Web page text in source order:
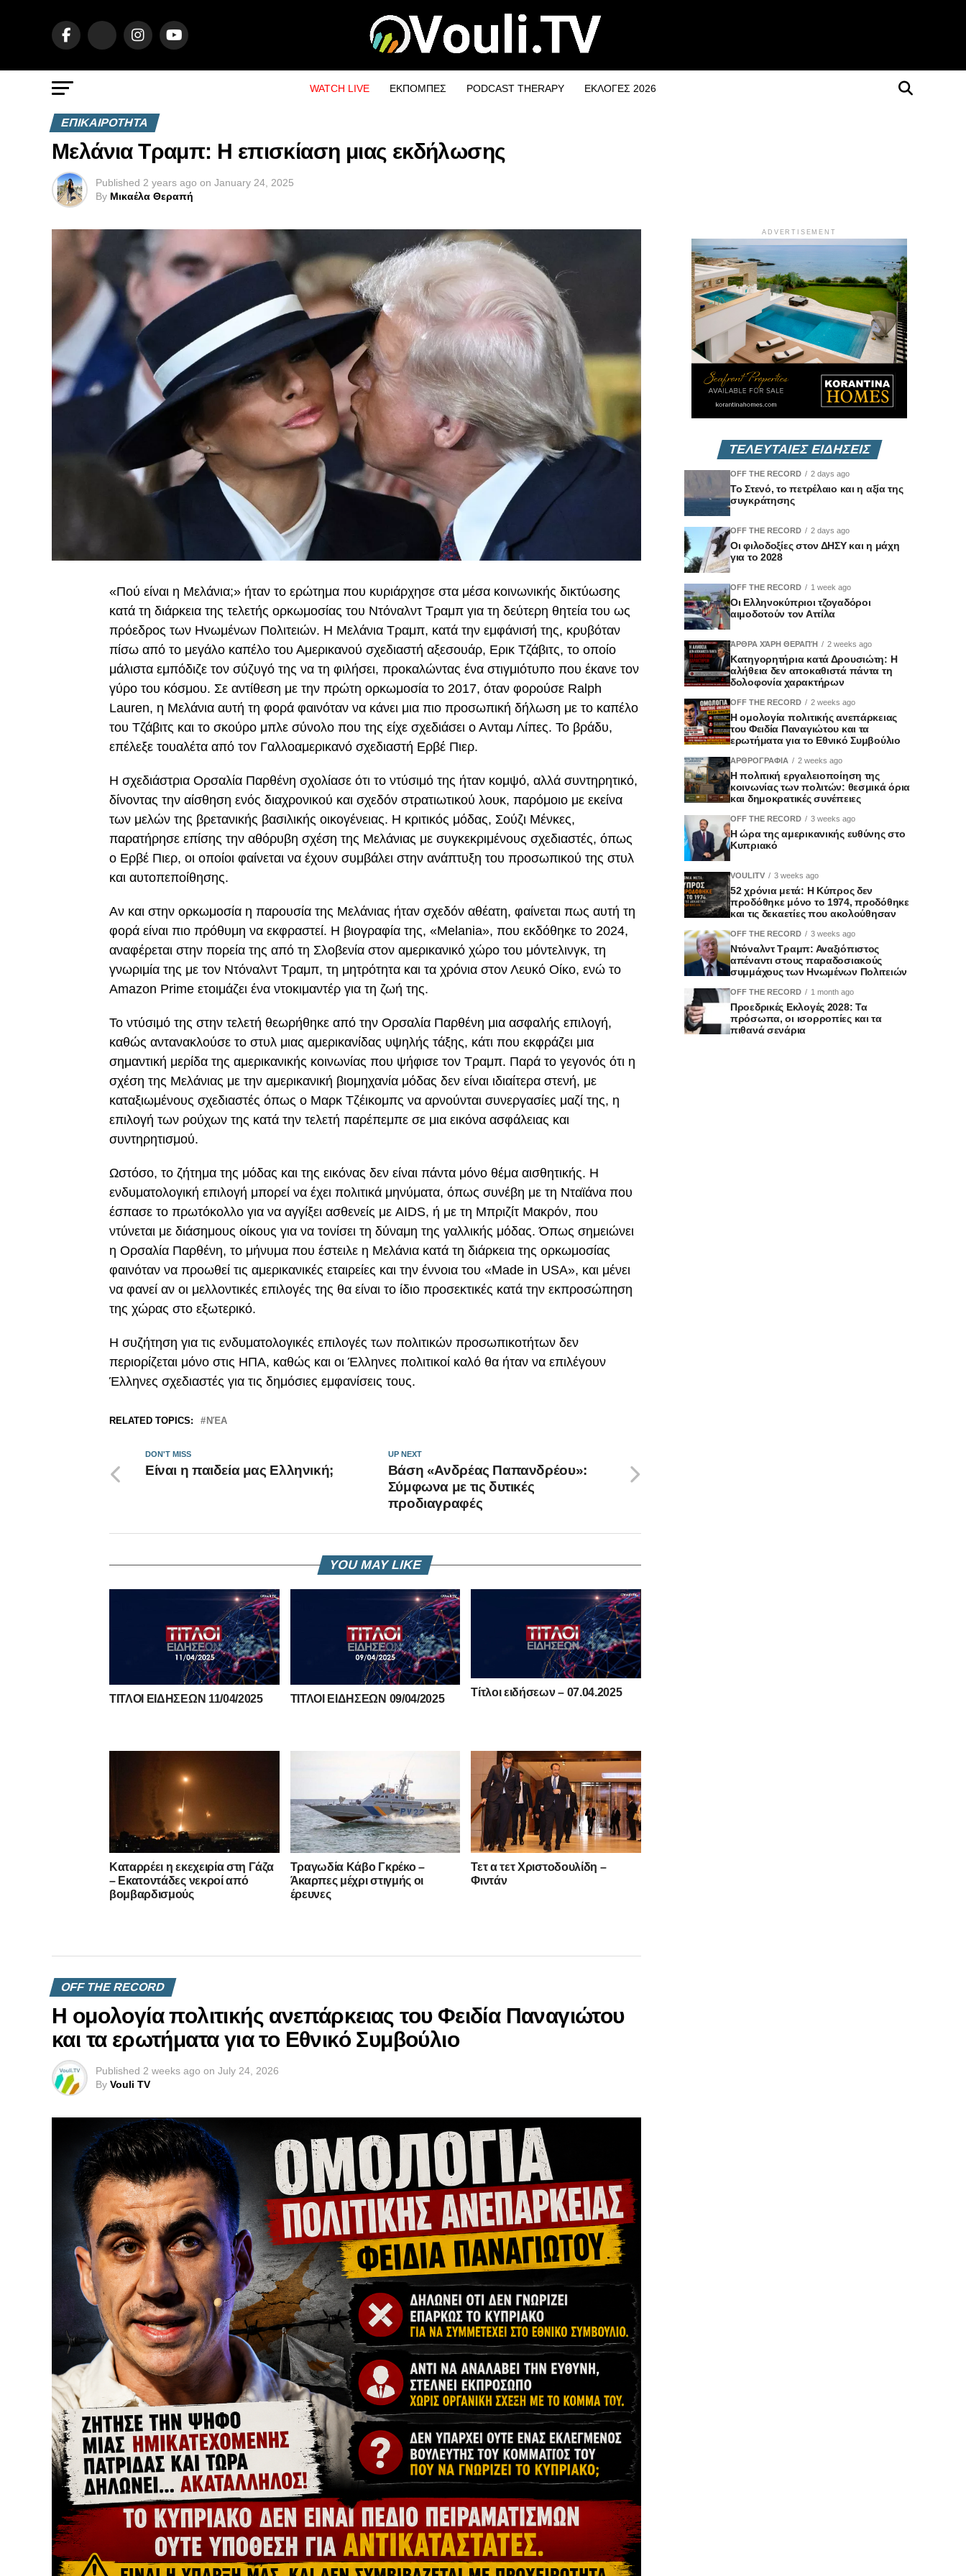
WATCH LIVE ΕΚΠΟΜΠΕΣ PODCAST THERAPY ΕΚΛΟΓΕΣ 2026
ΕΠΙΚΑΙΡΟΤΗΤΑ
Μελάνια Τραμπ: Η επισκίαση μιας εκδήλωσης
Published 2 years ago on January 24, 2025
By Μικαέλα Θεραπή
«Πού είναι η Μελάνια;» ήταν το ερώτημα που κυριάρχησε στα μέσα κοινωνικής δικτύωσης
κατά τη διάρκεια της τελετής ορκωμοσίας του Ντόναλντ Τραμπ για τη δεύτερη θητεία του ως
πρόεδρος των Ηνωμένων Πολιτειών. Η Μελάνια Τραμπ, κατά την εμφάνισή της, κρυβόταν
πίσω από το μεγάλο καπέλο του Αμερικανού σχεδιαστή αξεσουάρ, Ερικ Τζάβιτς, το οποίο
μάλιστα εμπόδιζε τον σύζυγό της να τη φιλήσει, προκαλώντας ένα στιγμιότυπο που έκανε τον
γύρο του κόσμου. Σε αντίθεση με την πρώτη ορκωμοσία το 2017, όταν φορούσε Ralph
Lauren, η Μελάνια αυτή τη φορά φαινόταν να κάνει μια πιο προσωπική δήλωση με το καπέλο
του Τζάβιτς και το σκούρο μπλε σύνολο που της είχε σχεδιάσει ο Ανταμ Λίπες. Το βράδυ,
επέλεξε τουαλέτα από τον Γαλλοαμερικανό σχεδιαστή Ερβέ Πιερ.
Η σχεδιάστρια Ορσαλία Παρθένη σχολίασε ότι το ντύσιμό της ήταν κομψό, αλλά συντηρητικό,
δίνοντας την αίσθηση ενός διαχρονικού και σχεδόν στρατιωτικού λουκ, παρόμοιο με εκείνα
των μελών της βρετανικής βασιλικής οικογένειας. Η κριτικός μόδας, Σούζι Μένκες,
παρατήρησε επίσης την αθόρυβη σχέση της Μελάνιας με συγκεκριμένους σχεδιαστές, όπως
ο Ερβέ Πιερ, οι οποίοι φαίνεται να έχουν συμβάλει στην ανάπτυξη του προσωπικού της στυλ
και αυτοπεποίθησης.
Αν και στην ορκωμοσία η παρουσία της Μελάνιας ήταν σχεδόν αθέατη, φαίνεται πως αυτή τη
φορά είναι πιο πρόθυμη να εκφραστεί. Η βιογραφία της, «Melania», που εκδόθηκε το 2024,
αναφέρεται στην πορεία της από τη Σλοβενία στον αμερικανικό χώρο του μόντελινγκ, τη
γνωριμία της με τον Ντόναλντ Τραμπ, τη μητρότητα και τα χρόνια στον Λευκό Οίκο, ενώ το
Amazon Prime ετοιμάζει ένα ντοκιμαντέρ για τη ζωή της.
Το ντύσιμό της στην τελετή θεωρήθηκε από την Ορσαλία Παρθένη μια ασφαλής επιλογή,
καθώς αντανακλούσε το στυλ μιας αμερικανίδας υψηλής τάξης, κάτι που εκφράζει μια
σημαντική μερίδα της αμερικανικής κοινωνίας που ψήφισε τον Τραμπ. Παρά το γεγονός ότι η
σχέση της Μελάνιας με την αμερικανική βιομηχανία μόδας δεν είναι ιδιαίτερα στενή, με
καταξιωμένους σχεδιαστές όπως ο Μαρκ Τζέικομπς να αρνούνται συνεργασίες μαζί της, η
επιλογή των ρούχων της κατά την τελετή παρέπεμπε σε μια εικόνα ασφάλειας και
συντηρητισμού.
Ωστόσο, το ζήτημα της μόδας και της εικόνας δεν είναι πάντα μόνο θέμα αισθητικής. Η
ενδυματολογική επιλογή μπορεί να έχει πολιτικά μηνύματα, όπως συνέβη με τη Νταϊάνα που
έσπασε το πρωτόκολλο για να αγγίξει ασθενείς με AIDS, ή με τη Μπριζίτ Μακρόν, που
ντύνεται με διάσημους οίκους για να τονίσει τη δύναμη της γαλλικής μόδας. Όπως σημειώνει
η Ορσαλία Παρθένη, το μήνυμα που έστειλε η Μελάνια κατά τη διάρκεια της ορκωμοσίας
φαινόταν να προωθεί τις αμερικανικές εταιρείες και την έννοια του «Made in USA», και μένει
να φανεί αν οι μελλοντικές επιλογές της θα είναι το ίδιο προσεκτικές κατά την εκπροσώπηση
της χώρας στο εξωτερικό.
Η συζήτηση για τις ενδυματολογικές επιλογές των πολιτικών προσωπικοτήτων δεν
περιορίζεται μόνο στις ΗΠΑ, καθώς και οι Έλληνες πολιτικοί καλό θα ήταν να επιλέγουν
Έλληνες σχεδιαστές για τις δημόσιες εμφανίσεις τους.
RELATED TOPICS: ΝΈΑ
UP NEXT
Βάση «Ανδρέας Παπανδρέου»:
Σύμφωνα με τις δυτικές
προδιαγραφές
DON'T MISS
Είναι η παιδεία μας Ελληνική;
YOU MAY LIKE
ΤΙΤΛΟΙ ΕΙΔΗΣΕΩΝ 11/04/2025 ΤΙΤΛΟΙ ΕΙΔΗΣΕΩΝ 09/04/2025
Τίτλοι ειδήσεων – 07.04.2025
Καταρρέει η εκεχειρία στη Γάζα
– Εκατοντάδες νεκροί από
βομβαρδισμούς
Τραγωδία Κάβο Γκρέκο –
Άκαρπες μέχρι στιγμής οι
έρευνες
Τετ α τετ Χριστοδουλίδη –
Φιντάν
OFF THE RECORD
Η ομολογία πολιτικής ανεπάρκειας του Φειδία Παναγιώτου
και τα ερωτήματα για το Εθνικό Συμβούλιο
Published 2 weeks ago on July 24, 2026
By Vouli TV
ADVERTISEMENT
ΤΕΛΕΥΤΑΙΕΣ ΕΙΔΗΣΕΙΣ
OFF THE RECORD 2 days ago
Το Στενό, το πετρέλαιο και η αξία της
συγκράτησης
OFF THE RECORD 2 days ago
Οι φιλοδοξίες στον ΔΗΣΥ και η μάχη
για το 2028
OFF THE RECORD 1 week ago
Οι Ελληνοκύπριοι τζογαδόροι
αιμοδοτούν τον Αττίλα
ΆΡΘΡΑ ΧΆΡΗ ΘΕΡΑΠΉ 2 weeks ago
Κατηγορητήρια κατά Δρουσιώτη: Η
αλήθεια δεν αποκαθιστά πάντα τη
δολοφονία χαρακτήρων
OFF THE RECORD 2 weeks ago
Η ομολογία πολιτικής ανεπάρκειας
του Φειδία Παναγιώτου και τα
ερωτήματα για το Εθνικό Συμβούλιο
ΑΡΘΡΟΓΡΑΦΙΑ 2 weeks ago
Η πολιτική εργαλειοποίηση της
κοινωνίας των πολιτών: θεσμικά όρια
και δημοκρατικές συνέπειες
OFF THE RECORD 3 weeks ago
Η ώρα της αμερικανικής ευθύνης στο
Κυπριακό
VOULITV 3 weeks ago
52 χρόνια μετά: Η Κύπρος δεν
προδόθηκε μόνο το 1974, προδόθηκε
και τις δεκαετίες που ακολούθησαν
OFF THE RECORD 3 weeks ago
Ντόναλντ Τραμπ: Αναξιόπιστος
απέναντι στους παραδοσιακούς
συμμάχους των Ηνωμένων Πολιτειών
OFF THE RECORD 1 month ago
Προεδρικές Εκλογές 2028: Τα
πρόσωπα, οι ισορροπίες και τα
πιθανά σενάρια